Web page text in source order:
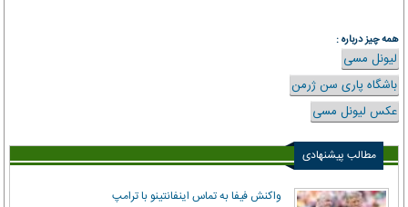
همه چیز درباره :
لیونل مسی
باشگاه پاری سن ژرمن
عکس لیونل مسی
مطالب پیشنهادی
واکنش فیفا به تماس اینفانتینو با ترامپ